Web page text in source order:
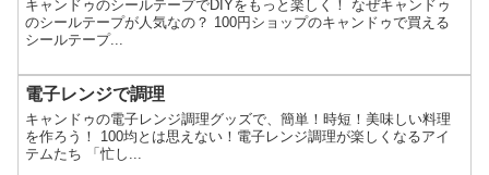
キャンドゥのシールテープでDIYをもっと楽しく！ なぜキャンドゥ
のシールテープが人気なの？ 100円ショップのキャンドゥで買える
シールテープ...
電子レンジで調理
キャンドゥの電子レンジ調理グッズで、簡単！時短！美味しい料理
を作ろう！ 100均とは思えない！電子レンジ調理が楽しくなるアイ
テムたち 「忙し...